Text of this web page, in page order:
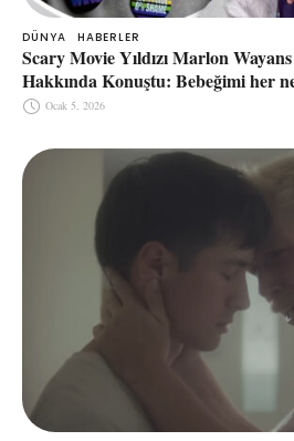
DÜNYA HABERLER
Scary Movie Yıldızı Marlon
Hakkında Konuştu: Bebeğimi her
Ocak 5, 2026